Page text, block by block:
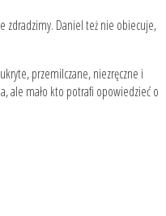
zdradzimy. Daniel też nie obiecuje,
przemilczane, niezręczne i
ale mało kto potrafi opowiedzieć o